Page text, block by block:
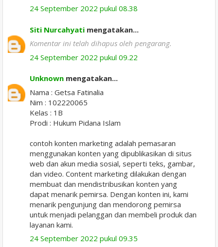
24 September 2022 pukul 08.38
Siti Nurcahyati mengatakan...
Komentar ini telah dihapus oleh pengarang.
24 September 2022 pukul 09.22
Unknown mengatakan...
Nama : Getsa Fatinalia
Nim : 102220065
Kelas : 1B
Prodi : Hukum Pidana Islam
contoh konten marketing adalah pemasaran
menggunakan konten yang dipublikasikan di situs
web dan akun media sosial, seperti teks, gambar,
dan video. Content marketing dilakukan dengan
membuat dan mendistribusikan konten yang
dapat menarik pemirsa. Dengan konten ini, kami
menarik pengunjung dan mendorong pemirsa
untuk menjadi pelanggan dan membeli produk dan
layanan kami.
24 September 2022 pukul 09.35